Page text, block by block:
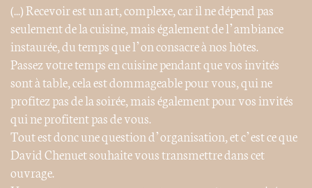
(...) Recevoir est un art, complexe, car il ne dépend pas
seulement de la cuisine, mais également de l’ambiance
instaurée, du temps que l’on consacre à nos hôtes.
Passez votre temps en cuisine pendant que vos invités
sont à table, cela est dommageable pour vous, qui ne
profitez pas de la soirée, mais également pour vos invités
qui ne profitent pas de vous.
Tout est donc une question d’organisation, et c’est ce que
David Chenuet souhaite vous transmettre dans cet
ouvrage.